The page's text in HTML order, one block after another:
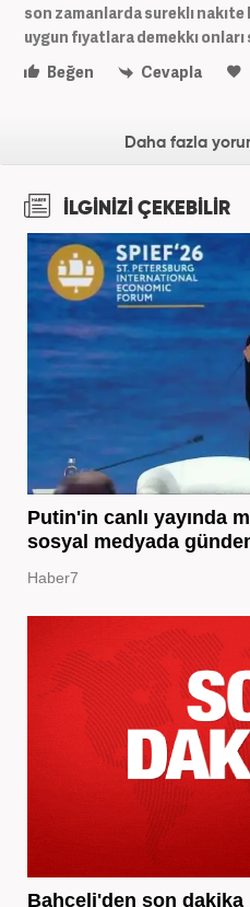
son zamanlarda sureklı
uygun fıyatlara demekkı
Beğen
Cevapla
Daha fazla
İLGİNİZİ ÇEKEBİLİR
Putin'in canlı yayında
sosyal medyada
Haber7
Bahçeli'den son dakika